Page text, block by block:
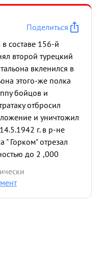
Поделиться
составе 156-й
второй турецкий
вкленился в
этого-же полка
бойцов и
отбросил
и уничтожил
г. в р-не
" Горком" отрезал
до 2 ,000
момента Крым,
взял на себя
на